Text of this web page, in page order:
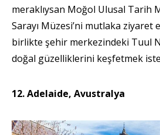
meraklıysan Moğol Ulusal Tarih
Sarayı Müzesi’ni mutlaka ziyaret
birlikte şehir merkezindeki Tuul
doğal güzelliklerini keşfetmek
12. Adelaide, Avustralya